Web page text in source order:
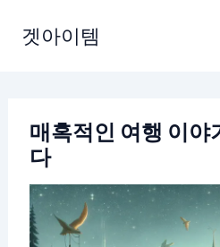
겟아이템
매혹적인 여행 이야
다